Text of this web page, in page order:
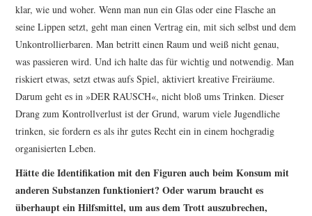
klar, wie und woher. Wenn man nun ein Glas oder eine Flasche an
seine Lippen setzt, geht man einen Vertrag ein, mit sich selbst und dem
Unkontrollierbaren. Man betritt einen Raum und weiß nicht genau,
was passieren wird. Und ich halte das für wichtig und notwendig. Man
riskiert etwas, setzt etwas aufs Spiel, aktiviert kreative Freiräume.
Darum geht es in »DER RAUSCH«, nicht bloß ums Trinken. Dieser
Drang zum Kontrollverlust ist der Grund, warum viele Jugendliche
trinken, sie fordern es als ihr gutes Recht ein in einem hochgradig
organisierten Leben.
Hätte die Identifikation mit den Figuren auch beim Konsum mit
anderen Substanzen funktioniert? Oder warum braucht es
überhaupt ein Hilfsmittel, um aus dem Trott auszubrechen,